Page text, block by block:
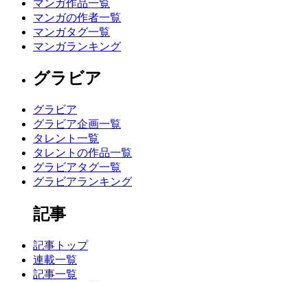
マンガ作品一覧
マンガの作者一覧
マンガタグ一覧
マンガランキング
グラビア
グラビア
グラビア企画一覧
タレント一覧
タレントの作品一覧
グラビアタグ一覧
グラビアランキング
記事
記事トップ
連載一覧
記事一覧